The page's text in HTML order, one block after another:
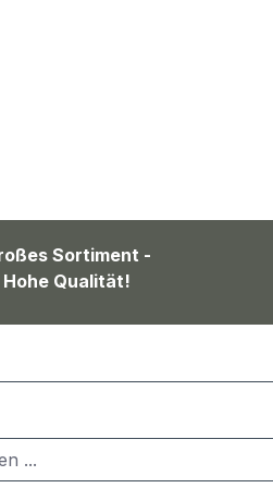
Sortiment -
Hohe Qualität!